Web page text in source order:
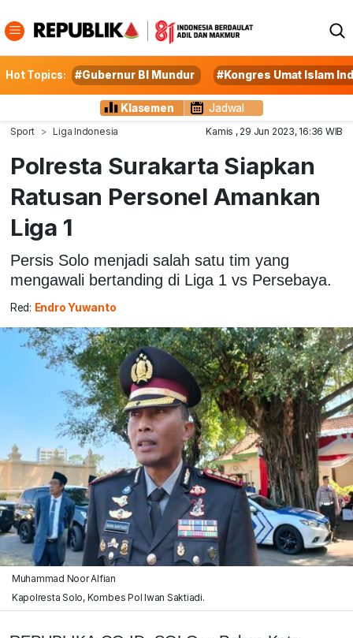
Hot Topics: #Gubernur BI Mundur #Kongres Umat Islam
Klasemen Jadwal
Sport Liga Indonesia Kamis , 29 Jun 2023, 16:36 WIB
Polresta Surakarta Siapkan
Ratusan Personel Amankan
Liga 1
Persis Solo menjadi salah satu tim yang
mengawali bertanding di Liga 1 vs Persebaya.
Red: Endro Yuwanto
Muhammad Noor Alfian
Kapolresta Solo, Kombes Pol Iwan Saktiadi.